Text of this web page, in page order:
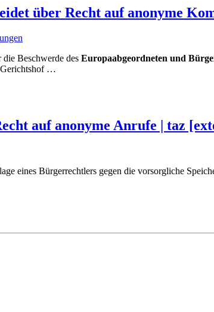
über Recht auf anonyme
Beschwerde des Europaabgeordneten und
…
auf anonyme Anrufe | taz
eines Bürgerrechtlers gegen die vorsorgliche